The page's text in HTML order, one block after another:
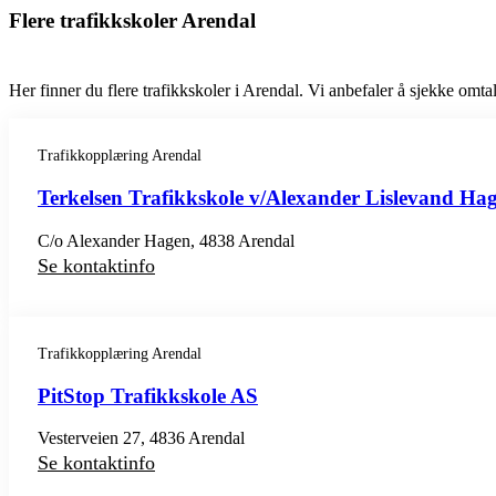
Flere trafikkskoler Arendal
Her finner du flere trafikkskoler i Arendal. Vi anbefaler å sjekke
Trafikkopplæring Arendal
Terkelsen Trafikkskole v/Alexander Lislevand
C/o Alexander Hagen, 4838 Arendal
Se kontaktinfo
Trafikkopplæring Arendal
PitStop Trafikkskole AS
Vesterveien 27, 4836 Arendal
Se kontaktinfo